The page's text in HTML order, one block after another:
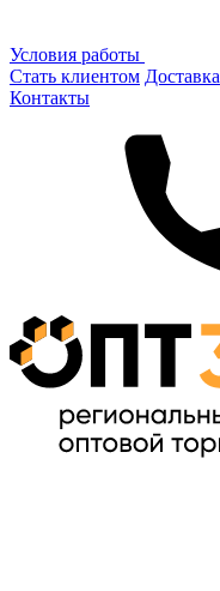
Условия работы
Стать клиентом Доставка
Контакты